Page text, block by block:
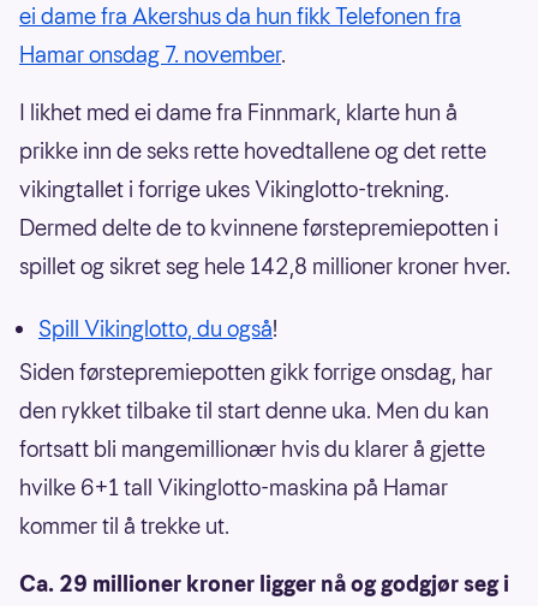
ei dame fra Akershus da hun fikk Telefonen fra
Hamar onsdag 7. november.
I likhet med ei dame fra Finnmark, klarte hun å
prikke inn de seks rette hovedtallene og det rette
vikingtallet i forrige ukes Vikinglotto-trekning.
Dermed delte de to kvinnene førstepremiepotten i
spillet og sikret seg hele 142,8 millioner kroner hver.
Spill Vikinglotto, du også!
Siden førstepremiepotten gikk forrige onsdag, har
den rykket tilbake til start denne uka. Men du kan
fortsatt bli mangemillionær hvis du klarer å gjette
hvilke 6+1 tall Vikinglotto-maskina på Hamar
kommer til å trekke ut.
Ca. 29 millioner kroner ligger nå og godgjør seg i